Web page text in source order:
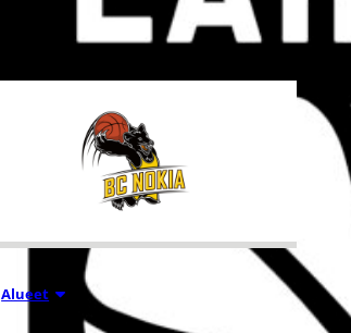
Suomesta kuin ulkomailta.
Alueet 01.08.2026 16:31